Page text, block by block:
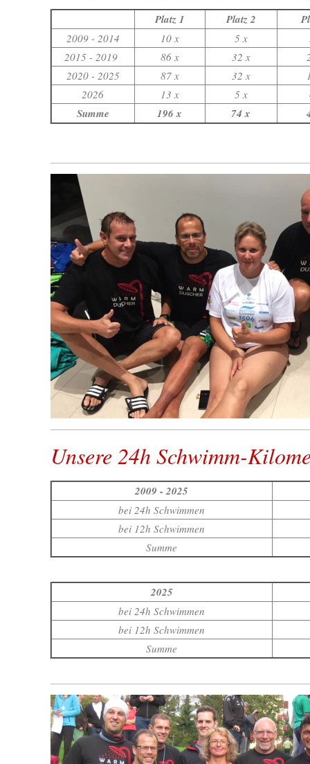
Platz 1 Platz 2
2009 - 2014 10 x 5 x
2015 - 2019
86 x 32 x
2020 - 2025
87 x 32 x
2026
13 x 5 x
Summe 196 x 74 x
Unsere 24h Schwimm-
2009 - 2025
bei 24h Schwimmen
bei 12h Schwimmen
Summe
2025
bei 24h Schwimmen
bei 12h Schwimmen
Summe